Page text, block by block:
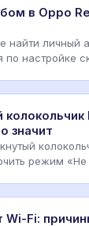
в Oppo
найти личный
по настройке
значит
режим
Wi-Fi: